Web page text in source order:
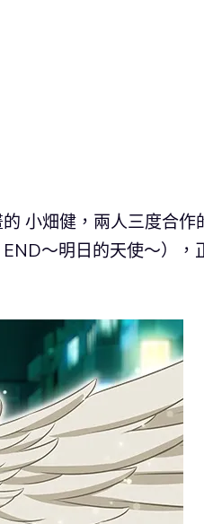
小畑健，兩人三度合作
～明日的天使～），